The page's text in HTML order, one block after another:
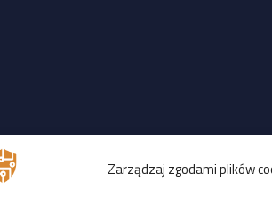
Zarządzaj zgodami plików